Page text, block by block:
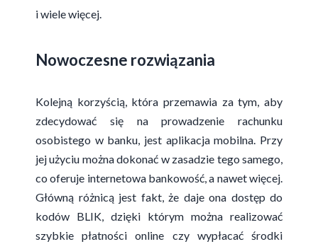
i wiele więcej.
Nowoczesne rozwiązania
Kolejną korzyścią, która przemawia za tym, aby
zdecydować się na prowadzenie rachunku
osobistego w banku, jest aplikacja mobilna. Przy
jej użyciu można dokonać w zasadzie tego samego,
co oferuje internetowa bankowość, a nawet więcej.
Główną różnicą jest fakt, że daje ona dostęp do
kodów BLIK, dzięki którym można realizować
szybkie płatności online czy wypłacać środki